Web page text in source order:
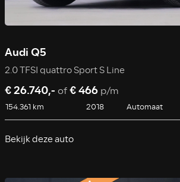
Audi Q5
2.0 TFSI quattro Sport S Line
€ 26.740,- of€ 466 p/m
154.361 km 2018 Automaat
Bekijk deze auto